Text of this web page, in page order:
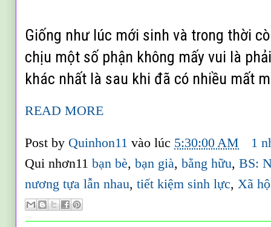
Giống như lúc mới sinh và trong thời
chịu một số phận không mấy vui là
khác nhất là sau khi đã có nhiều mất
READ MORE
Post by Quinhon11vào lúc 5:30:00 AM
1
Qui nhơn11bạn bè,bạn già,bằng hữu,BS:
nương tựa lẫn nhau,tiết kiệm sinh lực,Xã